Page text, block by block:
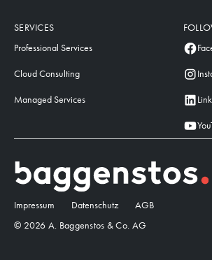
SERVICES
Professional Services
Cloud Consulting
Managed Services
Impressum Datenschutz
AGB
© 2026 A. Baggenstos & Co. AG